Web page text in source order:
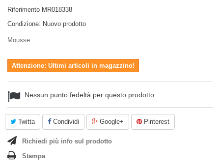
Riferimento MR018338
Condizione: Nuovo prodotto
Mousse
Attenzione: Ultimi articoli in magazzino!
Nessun punto fedeltà per questo prodotto.
Twitta Condividi Google+ Pinterest
Richiedi più info sul prodotto
Stampa